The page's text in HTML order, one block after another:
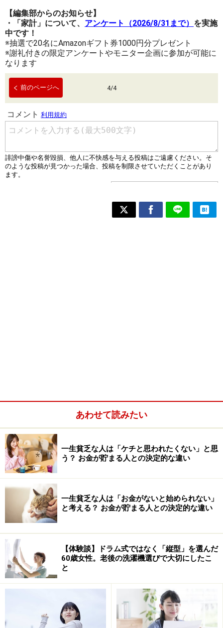
【編集部からのお知らせ】
・「家計」について、 アンケート（2026/8/31まで） を実施
中です！
※抽選で20名にAmazonギフト券1000円分プレゼント
※謝礼付きの限定アンケートやモニター企画に参加が可能に
なります
前のページへ 4/4
あわせて読みたい
一生貧乏な人は「ケチと思われたくない」と思
う？ お金が貯まる人との決定的な違い
一生貧乏な人は「お金がないと始められない」
と考える？ お金が貯まる人との決定的な違い
【体験談】ドラム式ではなく「縦型」を選んだ
60歳女性。老後の洗濯機選びで大切にしたこ
と